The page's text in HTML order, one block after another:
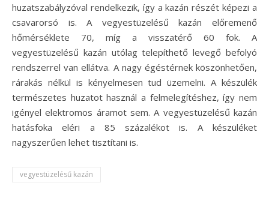
huzatszabályzóval rendelkezik, így a kazán részét képezi a
csavarorsó is. A vegyestüzelésű kazán előremenő
hőmérséklete 70, míg a visszatérő 60 fok. A
vegyestüzelésű kazán utólag telepíthető levegő befolyó
rendszerrel van ellátva. A nagy égéstérnek köszönhetően,
rárakás nélkül is kényelmesen tud üzemelni. A készülék
természetes huzatot használ a felmelegítéshez, így nem
igényel elektromos áramot sem. A vegyestüzelésű kazán
hatásfoka eléri a 85 százalékot is. A készüléket
nagyszerűen lehet tisztítani is.
vegyestüzelésű kazán